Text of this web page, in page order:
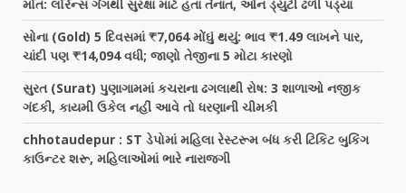
મોત: લોરેન્સ ગેંગથી સુરક્ષા માટે હતા તૈનાત, ઓન ડ્યુટી ઢળી પડ્યા
સોના (Gold) 5 દિવસમાં ₹7,064 મોંઘું થયું: ભાવ ₹1.49 લાખને પાર,
ચાંદી પણ ₹14,094 વધી; જાણો તેજીના 5 મોટા કારણો
સુરત (Surat) પુણાગામમાં કચરાના ઢગલાથી રોષ: 3 શાળાઓ નજીક
ગંદકી, કાયમી ઉકેલ નહીં આવે તો ધરણાની ચીમકી
chhotaudepur : ST ડેપોમાં મહિલા રેસ્ટરૂમ બંધ કરી ટિકિટ બુકિંગ
કાઉન્ટર શરૂ, મહિલાઓમાં ભારે નારાજગી